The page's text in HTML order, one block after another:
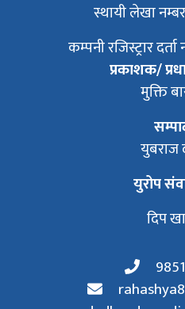
स्थायी लेखा
कम्पनी रजिस्ट्रार
प्रकाशक/
मुक्ति
युबराज
युरोप
दिप